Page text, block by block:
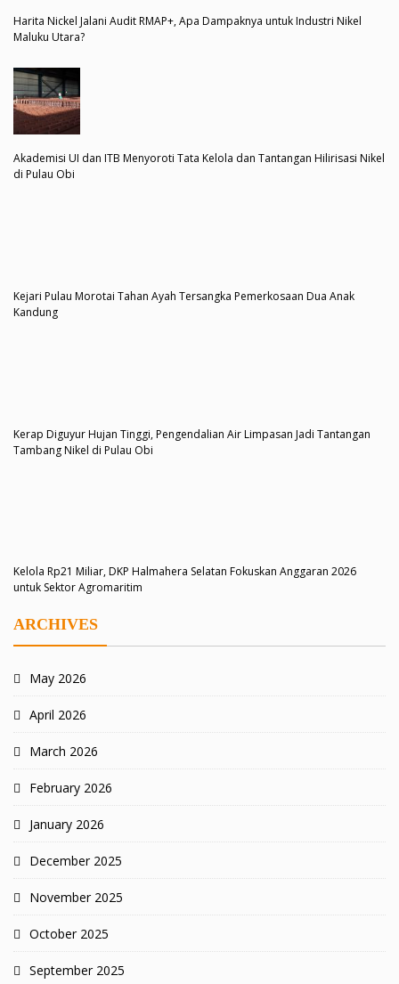
Harita Nickel Jalani Audit RMAP+, Apa Dampaknya untuk Industri Nikel
Maluku Utara?
Akademisi UI dan ITB Menyoroti Tata Kelola dan Tantangan Hilirisasi Nikel
di Pulau Obi
Kejari Pulau Morotai Tahan Ayah Tersangka Pemerkosaan Dua Anak
Kandung
Kerap Diguyur Hujan Tinggi, Pengendalian Air Limpasan Jadi Tantangan
Tambang Nikel di Pulau Obi
Kelola Rp21 Miliar, DKP Halmahera Selatan Fokuskan Anggaran 2026
untuk Sektor Agromaritim
ARCHIVES
May 2026
April 2026
March 2026
February 2026
January 2026
December 2025
November 2025
October 2025
September 2025